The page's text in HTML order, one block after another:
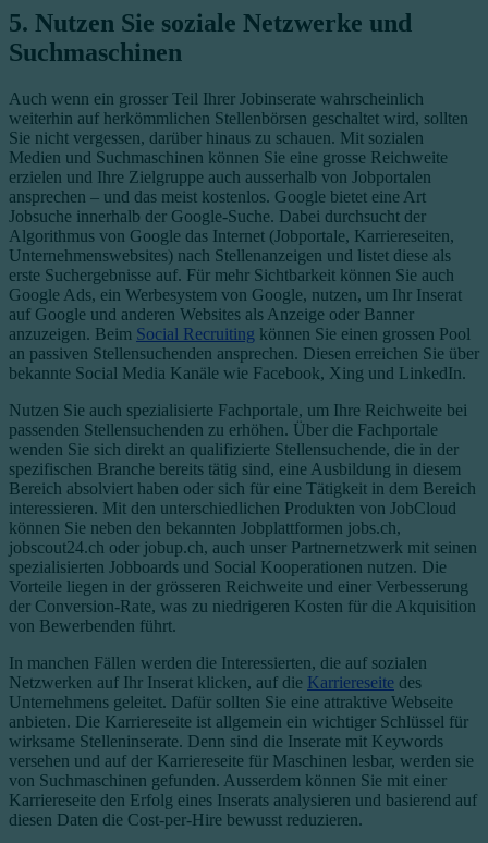
5. Nutzen Sie soziale Netzwerke und
Suchmaschinen
Auch wenn ein grosser Teil Ihrer Jobinserate wahrscheinlich
weiterhin auf herkömmlichen Stellenbörsen geschaltet wird, sollten
Sie nicht vergessen, darüber hinaus zu schauen. Mit sozialen
Medien und Suchmaschinen können Sie eine grosse Reichweite
erzielen und Ihre Zielgruppe auch ausserhalb von Jobportalen
ansprechen – und das meist kostenlos. Google bietet eine Art
Jobsuche innerhalb der Google-Suche. Dabei durchsucht der
Algorithmus von Google das Internet (Jobportale, Karriereseiten,
Unternehmenswebsites) nach Stellenanzeigen und listet diese als
erste Suchergebnisse auf. Für mehr Sichtbarkeit können Sie auch
Google Ads, ein Werbesystem von Google, nutzen, um Ihr Inserat
auf Google und anderen Websites als Anzeige oder Banner
anzuzeigen. Beim Social Recruiting können Sie einen grossen Pool
an passiven Stellensuchenden ansprechen. Diesen erreichen Sie über
bekannte Social Media Kanäle wie Facebook, Xing und LinkedIn.
Nutzen Sie auch spezialisierte Fachportale, um Ihre Reichweite bei
passenden Stellensuchenden zu erhöhen. Über die Fachportale
wenden Sie sich direkt an qualifizierte Stellensuchende, die in der
spezifischen Branche bereits tätig sind, eine Ausbildung in diesem
Bereich absolviert haben oder sich für eine Tätigkeit in dem Bereich
interessieren. Mit den unterschiedlichen Produkten von JobCloud
können Sie neben den bekannten Jobplattformen jobs.ch,
jobscout24.ch oder jobup.ch, auch unser Partnernetzwerk mit seinen
spezialisierten Jobboards und Social Kooperationen nutzen. Die
Vorteile liegen in der grösseren Reichweite und einer Verbesserung
der Conversion-Rate, was zu niedrigeren Kosten für die Akquisition
von Bewerbenden führt.
In manchen Fällen werden die Interessierten, die auf sozialen
Netzwerken auf Ihr Inserat klicken, auf die Karriereseite des
Unternehmens geleitet. Dafür sollten Sie eine attraktive Webseite
anbieten. Die Karriereseite ist allgemein ein wichtiger Schlüssel für
wirksame Stelleninserate. Denn sind die Inserate mit Keywords
versehen und auf der Karriereseite für Maschinen lesbar, werden sie
von Suchmaschinen gefunden. Ausserdem können Sie mit einer
Karriereseite den Erfolg eines Inserats analysieren und basierend auf
diesen Daten die Cost-per-Hire bewusst reduzieren.